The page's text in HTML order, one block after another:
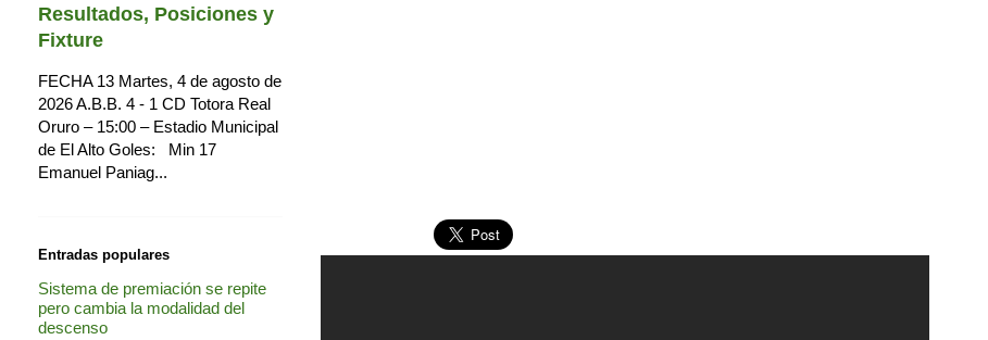
Resultados, Posiciones y
Fixture
FECHA 13 Martes, 4 de agosto de
2026 A.B.B. 4 - 1 CD Totora Real
Oruro – 15:00 – Estadio Municipal
de El Alto Goles: Min 17
Emanuel Paniag...
Entradas populares
Sistema de premiación se repite
pero cambia la modalidad del
descenso